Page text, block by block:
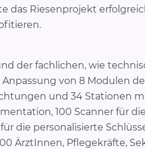
das Riesenprojekt
der fachlichen, wie
von 8 Modulen
und 34 Stationen
100 Scanner für
die personalisierte
ÄrztInnen, Pflegekräfte,